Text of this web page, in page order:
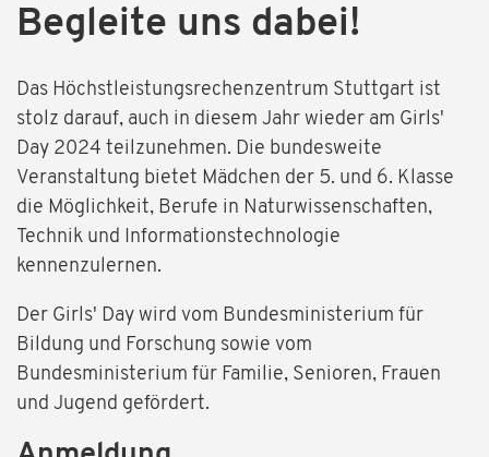
Begleite uns dabei!
Das Höchstleistungsrechenzentrum Stuttgart ist
stolz darauf, auch in diesem Jahr wieder am Girls'
Day 2024 teilzunehmen. Die bundesweite
Veranstaltung bietet Mädchen der 5. und 6. Klasse
die Möglichkeit, Berufe in Naturwissenschaften,
Technik und Informationstechnologie
kennenzulernen.
Der Girls' Day wird vom Bundesministerium für
Bildung und Forschung sowie vom
Bundesministerium für Familie, Senioren, Frauen
und Jugend gefördert.